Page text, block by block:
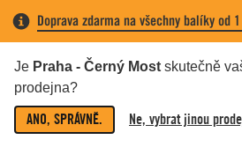
Doprava zdarma na všechny balíky od
Je Praha - Černý Most skutečně
prodejna?
ANO, SPRÁVNĚ. Ne, vybrat jinou